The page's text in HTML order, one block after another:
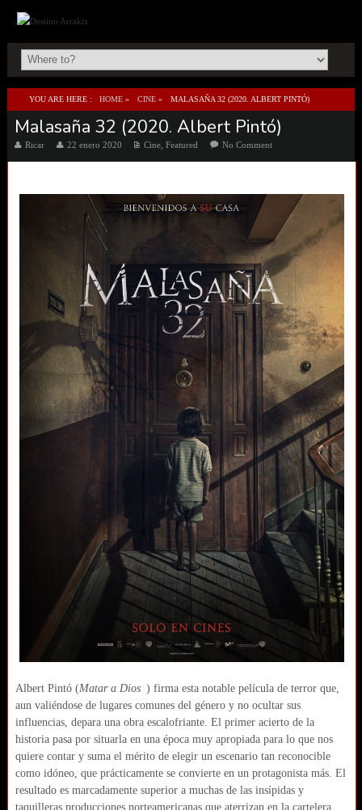
YOU ARE HERE : HOME » CINE » MALASAÑA 32 (2020. ALBERT PINTÓ)
Malasaña 32 (2020. Albert Pintó)
Ricar 22 enero 2020 Cine, Featured No Comment
Albert Pintó (Matar a Dios ) firma esta notable película de terror que,
aun valiéndose de lugares comunes del género y no ocultar sus
influencias, depara una obra escalofriante. El primer acierto de la
historia pasa por situarla en una época muy apropiada para lo que nos
quiere contar y suma el mérito de elegir un escenario tan reconocible
como idóneo, que prácticamente se convierte en un protagonista más. El
resultado es marcadamente superior a muchas de las insípidas y
taquilleras producciones norteamericanas que aterrizan en la cartelera